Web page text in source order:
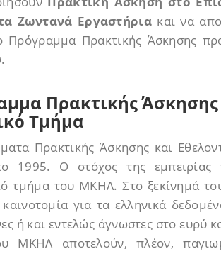
Ζωντανά Εργαστήριακαι να
Πρόγραμμα Πρακτικής Άσκησης
.
Πρακτικής Άσκησης
Τμήμα
Πρακτικής Άσκησης και
1995. Ο στόχος της εμπειρίας
τμήμα του ΜΚΗΛ. Στο ξεκίνημά
για τα ελληνικά
ή και εντελώς άγνωστες στο
ΜΚΗΛ αποτελούν, πλέον,